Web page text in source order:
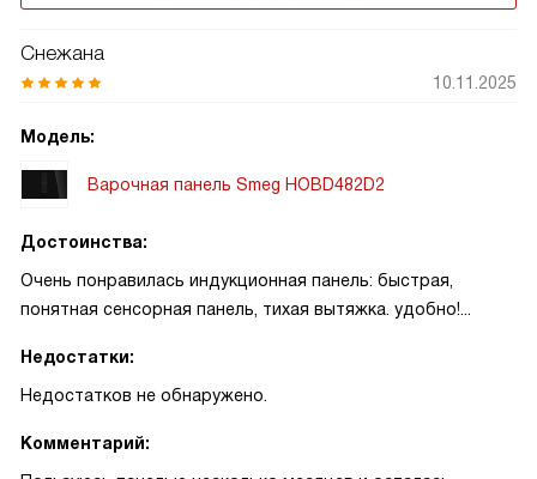
Снежана
10.11.2025
Модель:
Варочная панель Smeg HOBD482D2
Достоинства:
Очень понравилась индукционная панель: быстрая,
понятная сенсорная панель, тихая вытяжка. удобно!...
Недостатки:
Недостатков не обнаружено.
Комментарий: